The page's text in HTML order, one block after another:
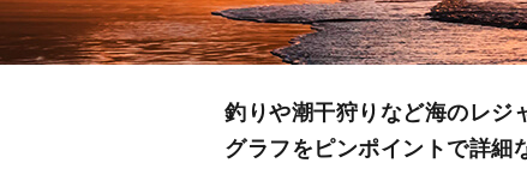
釣りや潮干狩りなど海のレジ
グラフをピンポイントで詳細